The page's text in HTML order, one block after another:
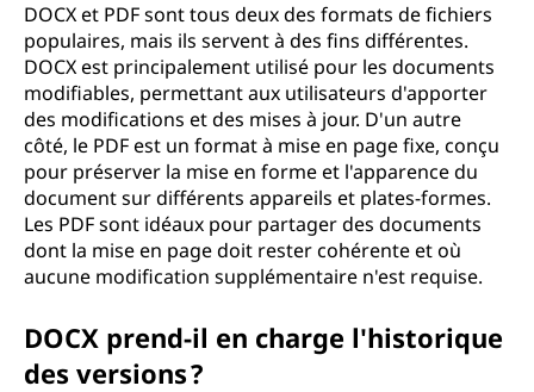
DOCX et PDF sont tous deux des formats de fichiers
populaires, mais ils servent à des fins différentes.
DOCX est principalement utilisé pour les documents
modifiables, permettant aux utilisateurs d'apporter
des modifications et des mises à jour. D'un autre
côté, le PDF est un format à mise en page fixe, conçu
pour préserver la mise en forme et l'apparence du
document sur différents appareils et plates-formes.
Les PDF sont idéaux pour partager des documents
dont la mise en page doit rester cohérente et où
aucune modification supplémentaire n'est requise.
DOCX prend-il en charge l'historique
des versions ?